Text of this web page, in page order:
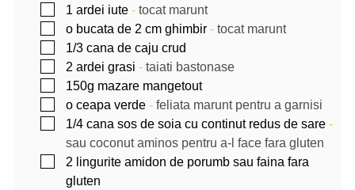
▢
1 ardei iute- tocat marunt
▢
o bucata de 2 cm ghimbir- tocat marunt
▢
1/3 cana de caju crud
▢
2 ardei grasi - taiati bastonase
▢
150g mazare mangetout
▢
o ceapa verde- feliata marunt pentru a garnisi
▢
1/4 cana sos de soia cu continut redus de sare-
sau coconut aminos pentru a-l face fara gluten
▢
2 lingurite amidon de porumb sau faina fara
gluten